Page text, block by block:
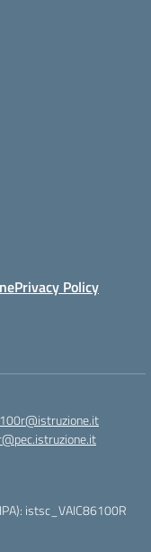
Privacy Policy
istsc_VAIC86100R